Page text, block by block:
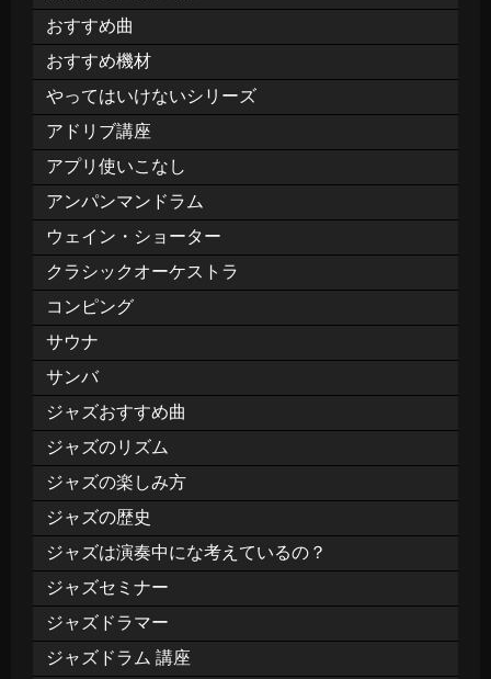
おすすめ曲
おすすめ機材
やってはいけないシリーズ
アドリブ講座
アプリ使いこなし
アンパンマンドラム
ウェイン・ショーター
クラシックオーケストラ
コンピング
サウナ
サンバ
ジャズおすすめ曲
ジャズのリズム
ジャズの楽しみ方
ジャズの歴史
ジャズは演奏中にな考えているの？
ジャズセミナー
ジャズドラマー
ジャズドラム 講座